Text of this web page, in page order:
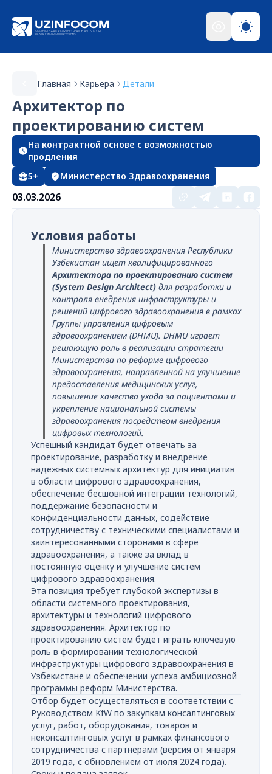
Главная Карьера Детали
Архитектор по
проектированию систем
На контрактной основе с возможностью
продления
5+
Министерство Здравоохранения
03.03.2026
Условия работы
Министерство здравоохранения Республики
Узбекистан ищет квалифицированного
Архитектора по проектированию систем
(System Design Architect) для разработки и
контроля внедрения инфраструктуры и
решений цифрового здравоохранения в рамках
Группы управления цифровым
здравоохранением (DHMU). DHMU играет
решающую роль в реализации стратегии
Министерства по реформе цифрового
здравоохранения, направленной на улучшение
предоставления медицинских услуг,
повышение качества ухода за пациентами и
укрепление национальной системы
здравоохранения посредством внедрения
цифровых технологий.
Успешный кандидат будет отвечать за
проектирование, разработку и внедрение
надежных системных архитектур для инициатив
в области цифрового здравоохранения,
обеспечение бесшовной интеграции технологий,
поддержание безопасности и
конфиденциальности данных, содействие
сотрудничеству с техническими специалистами и
заинтересованными сторонами в сфере
здравоохранения, а также за вклад в
постоянную оценку и улучшение систем
цифрового здравоохранения.
Эта позиция требует глубокой экспертизы в
области системного проектирования,
архитектуры и технологий цифрового
здравоохранения. Архитектор по
проектированию систем будет играть ключевую
роль в формировании технологической
инфраструктуры цифрового здравоохранения в
Узбекистане и обеспечении успеха амбициозной
программы реформ Министерства.
Отбор будет осуществляться в соответствии с
Руководством KfW по закупкам консалтинговых
услуг, работ, оборудования, товаров и
неконсалтинговых услуг в рамках финансового
сотрудничества с партнерами (версия от января
2019 года, с обновлением от июля 2024 года).